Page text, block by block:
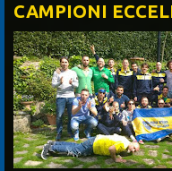
CAMPIONI